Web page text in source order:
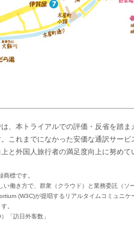
、本トライアルでの評価・反省を踏
これまでになかった安価な通訳サー
と外国人旅行者の満足度向上に努めて
商標です。
働き方で、群衆（クラウド）と業務委託（ソ
(W3C)が提唱するリアルタイムコミュニケ
。
「訪日外客数」